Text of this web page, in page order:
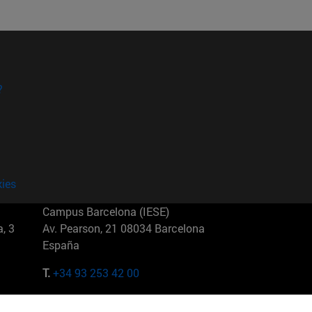
3
Campus Barcelona (IESE)
Av. Pearson, 21 08034 Barcelona
España
T.+34 93 253 42 00